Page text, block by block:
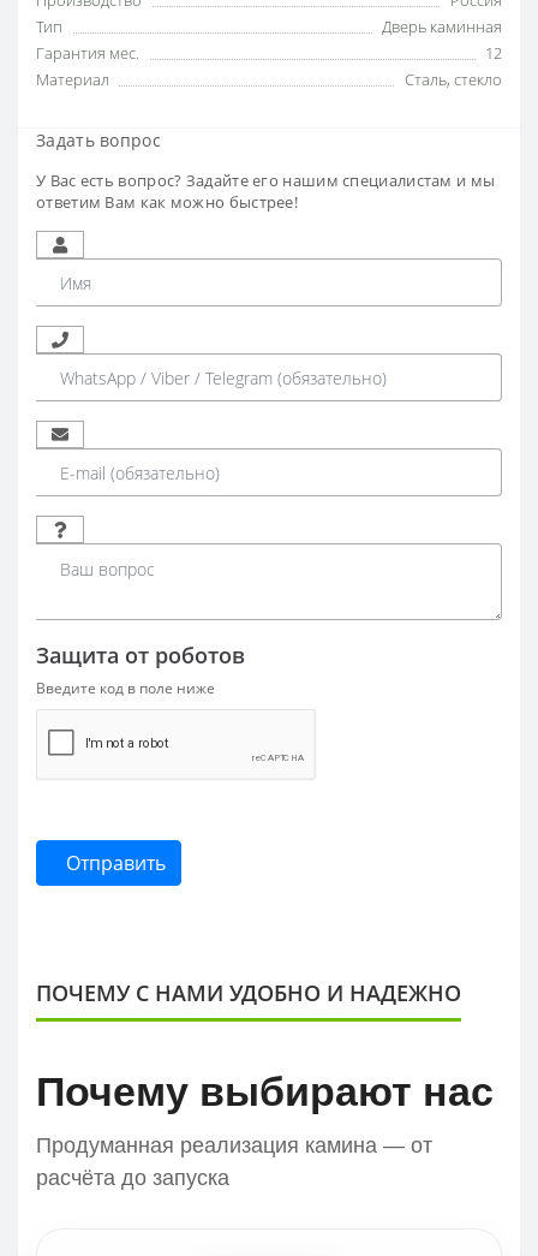
Тип
Дверь каминная
Гарантия мес.
12
Материал
Сталь, стекло
Задать вопрос
У Вас есть вопрос? Задайте его нашим специалистам и мы
ответим Вам как можно быстрее!
Защита от роботов
Введите код в поле ниже
Отправить
ПОЧЕМУ С НАМИ УДОБНО И НАДЕЖНО
Почему выбирают нас
Продуманная реализация камина — от
расчёта до запуска